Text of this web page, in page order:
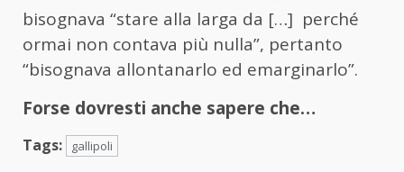
bisognava “stare alla larga da […] perché
ormai non contava più nulla”, pertanto
“bisognava allontanarlo ed emarginarlo”.
Forse dovresti anche sapere che…
Tags: gallipoli